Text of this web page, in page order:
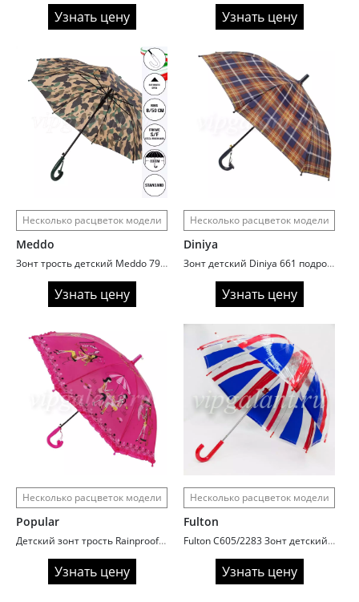
Узнать цену Узнать цену
Несколько расцветок модели
Meddo
Зонт трость детский Meddo 799 military
Узнать цену
Несколько расцветок модели
Diniya
Зонт детский Diniya 661 подростковый клетка
Узнать цену
Несколько расцветок модели
Popular
Детский зонт трость Rainproof 1085N автомат
Узнать цену
Несколько расцветок модели
Fulton
Fulton C605/2283 Зонт детский UnionJack (Флаг)
Узнать цену